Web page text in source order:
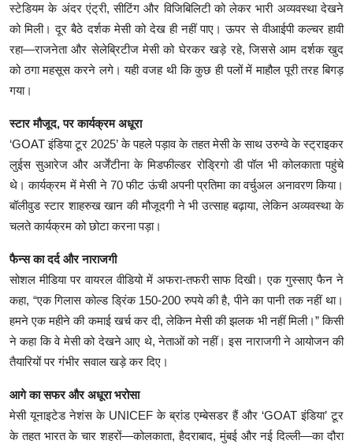
स्टेडियम के अंदर एंट्री, सीटिंग और विजिबिलिटी को लेकर भारी अव्यवस्था देखने
को मिली। दूर बैठे दर्शक मेसी को देख ही नहीं पाए। ऊपर से वीआईपी कल्चर हावी
रहा—राजनेता और सेलेब्रिटीज मेसी को घेरकर खड़े रहे, जिससे आम दर्शक खुद
को ठगा महसूस करने लगे। यही वजह थी कि कुछ ही पलों में माहौल पूरी तरह बिगड़
गया।
स्टार मौजूद, पर कार्यक्रम अधूरा
‘GOAT इंडिया टूर 2025’ के पहले पड़ाव के तहत मेसी के साथ उरुग्वे के स्ट्राइकर
लुईस सुआरेज और अर्जेंटीना के मिडफील्डर रोड्रिगो डी पॉल भी कोलकाता पहुंचे
थे। कार्यक्रम में मेसी ने 70 फीट ऊंची अपनी प्रतिमा का वर्चुअल अनावरण किया।
बॉलीवुड स्टार शाहरुख खान की मौजूदगी ने भी उत्साह बढ़ाया, लेकिन अव्यवस्था के
चलते कार्यक्रम को छोटा करना पड़ा।
फैन्स का दर्द और नाराजगी
सोशल मीडिया पर वायरल वीडियो में अफरा-तफरी साफ दिखी। एक गुस्साए फैन ने
कहा, “एक गिलास कोल्ड ड्रिंक 150-200 रुपये की है, पीने का पानी तक नहीं था।
हमने एक महीने की कमाई खर्च कर दी, लेकिन मेसी की झलक भी नहीं मिली।” किसी
ने कहा कि वे मेसी को देखने आए थे, नेताओं को नहीं। इस नाराजगी ने आयोजन की
तैयारियों पर गंभीर सवाल खड़े कर दिए।
आगे का सफर और अधूरा भरोसा
मेसी यूनाइटेड नेशंस के UNICEF के ब्रांड एम्बेसडर हैं और ‘GOAT इंडिया’ टूर
के तहत भारत के चार शहरों—कोलकाता, हैदराबाद, मुंबई और नई दिल्ली—का दौरा